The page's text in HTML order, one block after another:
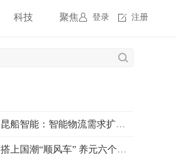
登录 注册
科技 聚焦
昆船智能：智能物流需求扩大行业前景广阔 重创新核心技
搭上国潮“顺风车” 养元六个核桃传递品牌价值与温度